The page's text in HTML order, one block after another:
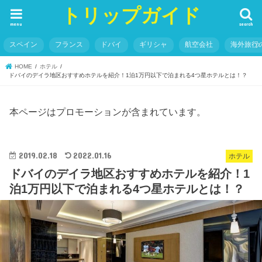
トリップガイド search
menu
スペイン フランス ドバイ ギリシャ 航空会社 海外旅行
HOME
ホテル
ドバイのデイラ地区おすすめホテルを紹介！1泊1万円以下で泊まれる4つ星ホテルとは！？
本ページはプロモーションが含まれています。
ホテル
2019.02.18 2022.01.16
ドバイのデイラ地区おすすめホテルを紹介！1
泊1万円以下で泊まれる4つ星ホテルとは！？